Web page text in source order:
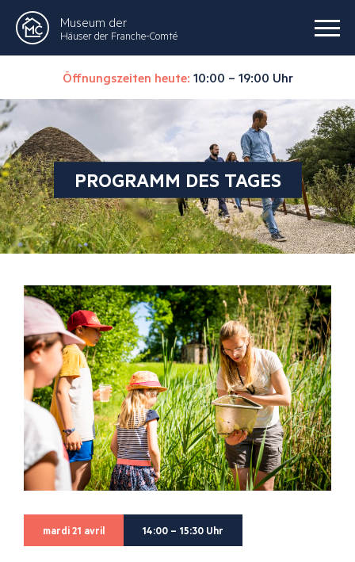
Museum der
Häuser der Franche-Comté
Öffnungszeiten heute: 10:00 – 19:00 Uhr
PROGRAMM DES TAGES
mardi 21 avril 14:00 – 15:30 Uhr